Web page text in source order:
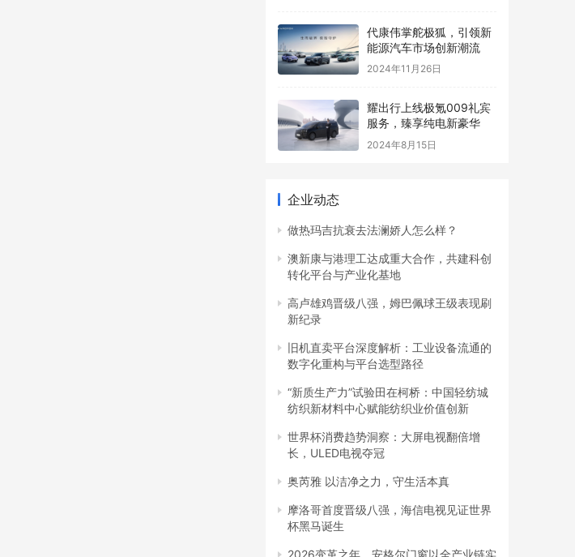
​代康伟掌舵极狐，引领新
能源汽车市场创新潮流
2024年11月26日
耀出行上线极氪009礼宾
服务，臻享纯电新豪华
2024年8月15日
企业动态
做热玛吉抗衰去法澜娇人怎么样？
澳新康与港理工达成重大合作，共建科创
转化平台与产业化基地
高卢雄鸡晋级八强，姆巴佩球王级表现刷
新纪录
旧机直卖平台深度解析：工业设备流通的
数字化重构与平台选型路径
“新质生产力”试验田在柯桥：中国轻纺城
纺织新材料中心赋能纺织业价值创新
世界杯消费趋势洞察：大屏电视翻倍增
长，ULED电视夺冠
奥芮雅 以洁净之力，守生活本真
摩洛哥首度晋级八强，海信电视见证世界
杯黑马诞生
2026变革之年，安格尔门窗以全产业链实